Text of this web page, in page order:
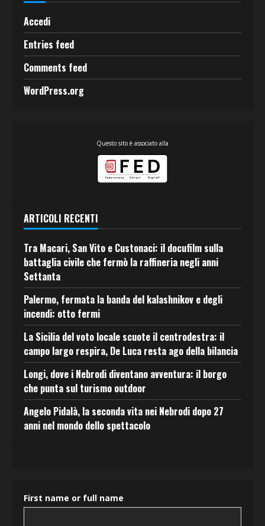
Accedi
Entries feed
Comments feed
WordPress.org
Questo sito è associato alla
ARTICOLI RECENTI
Tra Macari, San Vito e Custonaci: il docufilm sulla
battaglia civile che fermò la raffineria negli anni
Settanta
Palermo, fermata la banda del kalashnikov e degli
incendi: otto fermi
La Sicilia del voto locale scuote il centrodestra: il
campo largo respira, De Luca resta ago della bilancia
Longi, dove i Nebrodi diventano avventura: il borgo
che punta sul turismo outdoor
Angelo Pidalà, la seconda vita nei Nebrodi dopo 27
anni nel mondo dello spettacolo
First name or full name